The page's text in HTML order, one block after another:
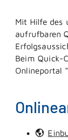
Mit Hilfe des
aufrufbaren
Beim Quick-
Onlineportal